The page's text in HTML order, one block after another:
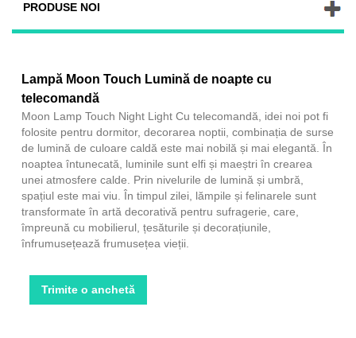
PRODUSE NOI
Lampă Moon Touch Lumină de noapte cu
telecomandă
Moon Lamp Touch Night Light Cu telecomandă, idei noi pot fi
folosite pentru dormitor, decorarea noptii, combinația de surse
de lumină de culoare caldă este mai nobilă și mai elegantă. În
noaptea întunecată, luminile sunt elfi și maeștri în crearea
unei atmosfere calde. Prin nivelurile de lumină și umbră,
spațiul este mai viu. În timpul zilei, lămpile și felinarele sunt
transformate în artă decorativă pentru sufragerie, care,
împreună cu mobilierul, țesăturile și decorațiunile,
înfrumusețează frumusețea vieții.
Trimite o anchetă